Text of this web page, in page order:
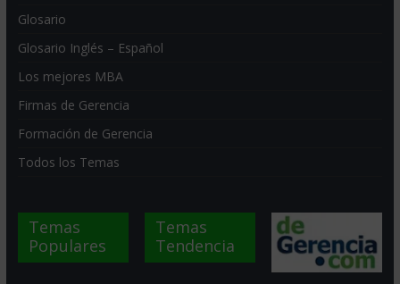
Glosario
Glosario Inglés – Español
Los mejores MBA
Firmas de Gerencia
Formación de Gerencia
Todos los Temas
Temas
Populares
Temas
Tendencia